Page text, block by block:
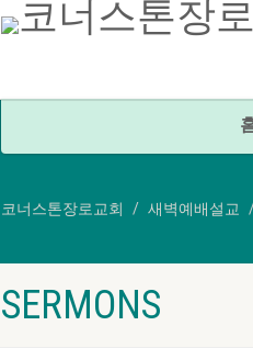
코너스톤장로교회 새벽예배설교
SERMONS